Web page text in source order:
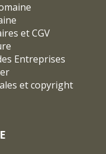
et CGV
Entreprises
et copyright